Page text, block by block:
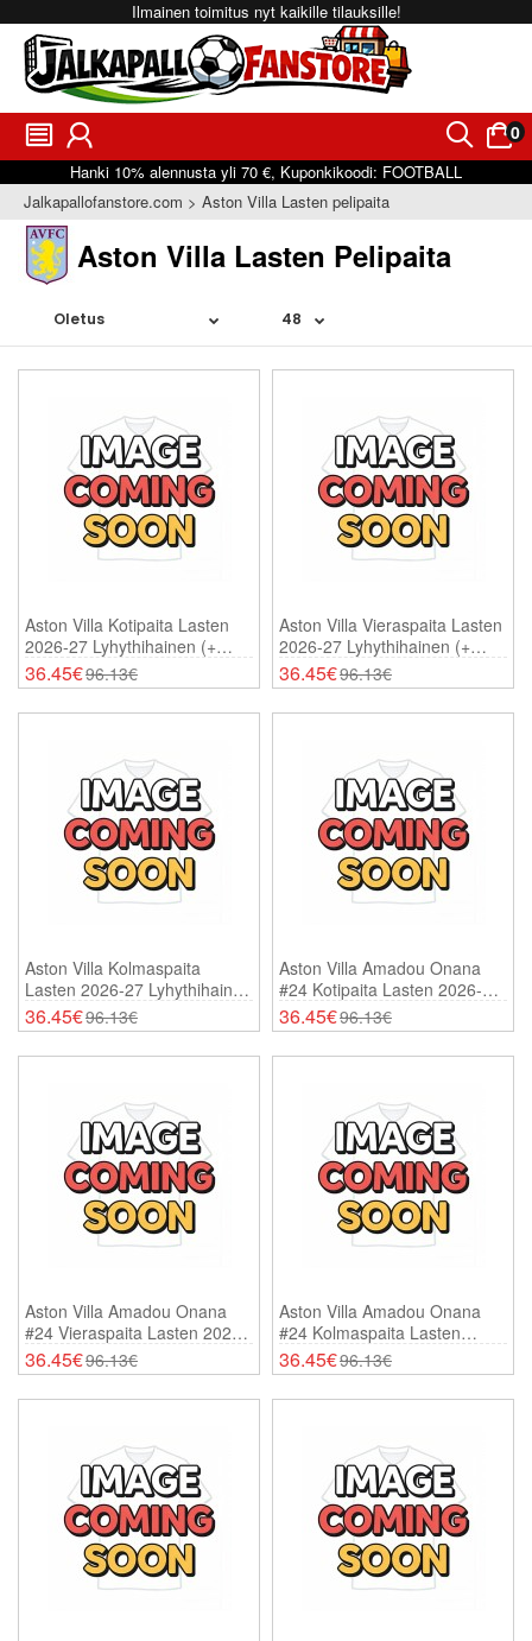
Ilmainen toimitus nyt kaikille tilauksille!
󰂩 󰃳 󰂨 0
󰃠
Hanki 10% alennusta yli 70 €, Kuponkikoodi: FOOTBALL
Jalkapallofanstore.com
Aston Villa Lasten pelipaita
Aston Villa Lasten Pelipaita
Aston Villa Kotipaita Lasten
2026-27 Lyhythihainen (+
Shortsit)
36.45€96.13€
Aston Villa Vieraspaita Lasten
2026-27 Lyhythihainen (+
Shortsit)
36.45€96.13€
Aston Villa Kolmaspaita
Lasten 2026-27 Lyhythihainen
(+ Shortsit)
36.45€96.13€
Aston Villa Amadou Onana
#24 Kotipaita Lasten 2026-27
Lyhythihainen (+ Shortsit)
36.45€96.13€
Aston Villa Amadou Onana
#24 Vieraspaita Lasten 2026-
27 Lyhythihainen (+ Shortsit)
36.45€96.13€
Aston Villa Amadou Onana
#24 Kolmaspaita Lasten
2026-27 Lyhythihainen (+
Shortsit)
36.45€96.13€